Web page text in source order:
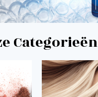
Categorieën